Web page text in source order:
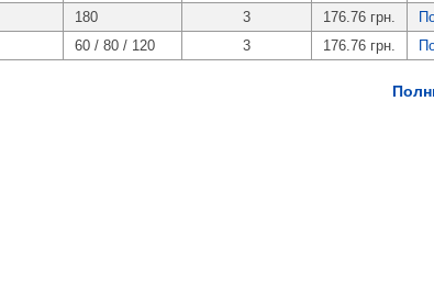
180 3 176.76 грн.
60 / 80 / 120 3 176.76 грн.